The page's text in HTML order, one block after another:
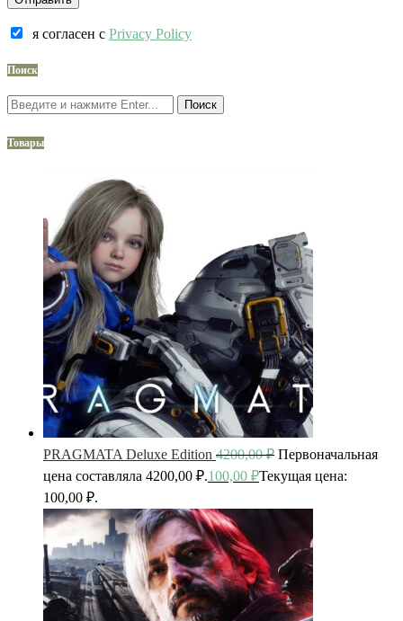
я согласен c Privacy Policy
Поиск
Поиск
Товары
PRAGMATA Deluxe Edition 4200,00₽ Первоначальная
цена составляла 4200,00 ₽.100,00 ₽Текущая цена:
100,00 ₽.